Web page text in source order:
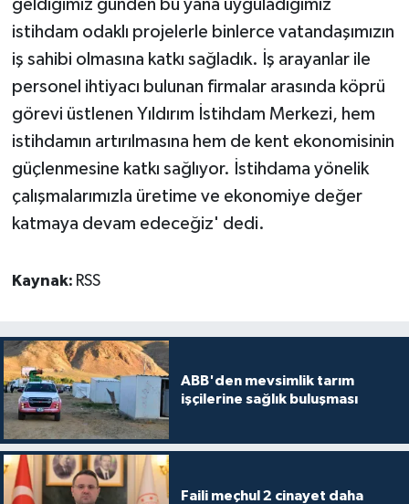
geldiğimiz günden bu yana uyguladığımız
istihdam odaklı projelerle binlerce vatandaşımızın
iş sahibi olmasına katkı sağladık. İş arayanlar ile
personel ihtiyacı bulunan firmalar arasında köprü
görevi üstlenen Yıldırım İstihdam Merkezi, hem
istihdamın artırılmasına hem de kent ekonomisinin
güçlenmesine katkı sağlıyor. İstihdama yönelik
çalışmalarımızla üretime ve ekonomiye değer
katmaya devam edeceğiz' dedi.
Kaynak: RSS
ABB'den mevsimlik tarım
işçilerine sağlık buluşması
Faili meçhul 2 cinayet daha